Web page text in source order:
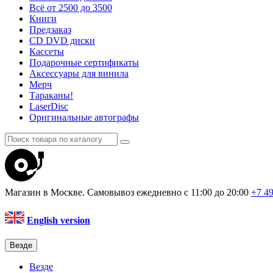
Всё от 2500 до 3500
Книги
Предзаказ
CD DVD диски
Кассеты
Подарочные сертификаты
Аксессуары для винила
Мерч
Тараканы!
LaserDisc
Оригинальные автографы
Магазин в Москве. Самовывоз ежедневно с 11:00 до 20:00 +7
English version
Везде
Везде